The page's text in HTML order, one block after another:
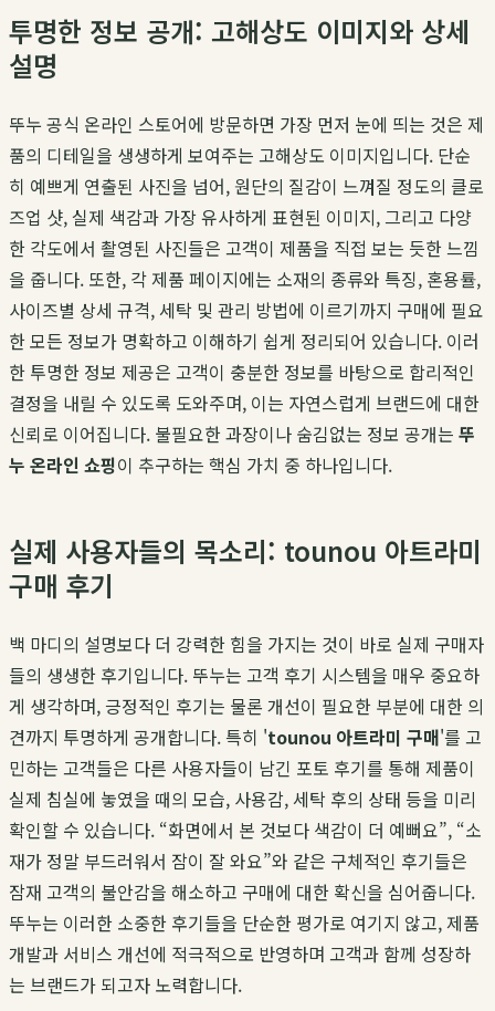
투명한 정보 공개: 고해상도 이미지와 상세
설명
뚜누 공식 온라인 스토어에 방문하면 가장 먼저 눈에 띄는 것은 제
품의 디테일을 생생하게 보여주는 고해상도 이미지입니다. 단순
히 예쁘게 연출된 사진을 넘어, 원단의 질감이 느껴질 정도의 클로
즈업 샷, 실제 색감과 가장 유사하게 표현된 이미지, 그리고 다양
한 각도에서 촬영된 사진들은 고객이 제품을 직접 보는 듯한 느낌
을 줍니다. 또한, 각 제품 페이지에는 소재의 종류와 특징, 혼용률,
사이즈별 상세 규격, 세탁 및 관리 방법에 이르기까지 구매에 필요
한 모든 정보가 명확하고 이해하기 쉽게 정리되어 있습니다. 이러
한 투명한 정보 제공은 고객이 충분한 정보를 바탕으로 합리적인
결정을 내릴 수 있도록 도와주며, 이는 자연스럽게 브랜드에 대한
신뢰로 이어집니다. 불필요한 과장이나 숨김없는 정보 공개는 뚜
누 온라인 쇼핑이 추구하는 핵심 가치 중 하나입니다.
실제 사용자들의 목소리: tounou 아트라미
구매 후기
백 마디의 설명보다 더 강력한 힘을 가지는 것이 바로 실제 구매자
들의 생생한 후기입니다. 뚜누는 고객 후기 시스템을 매우 중요하
게 생각하며, 긍정적인 후기는 물론 개선이 필요한 부분에 대한 의
견까지 투명하게 공개합니다. 특히 'tounou 아트라미 구매'를 고
민하는 고객들은 다른 사용자들이 남긴 포토 후기를 통해 제품이
실제 침실에 놓였을 때의 모습, 사용감, 세탁 후의 상태 등을 미리
확인할 수 있습니다. “화면에서 본 것보다 색감이 더 예뻐요”, “소
재가 정말 부드러워서 잠이 잘 와요”와 같은 구체적인 후기들은
잠재 고객의 불안감을 해소하고 구매에 대한 확신을 심어줍니다.
뚜누는 이러한 소중한 후기들을 단순한 평가로 여기지 않고, 제품
개발과 서비스 개선에 적극적으로 반영하며 고객과 함께 성장하
는 브랜드가 되고자 노력합니다.